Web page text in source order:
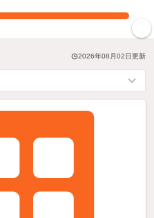
2026年08月02日更新